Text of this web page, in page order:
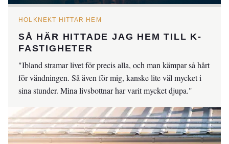
HOLKNEKT HITTAR HEM
SÅ HÄR HITTADE JAG HEM TILL K-
FASTIGHETER
"Ibland stramar livet för precis alla, och man kämpar så hårt
för vändningen. Så även för mig, kanske lite väl mycket i
sina stunder. Mina livsbottnar har varit mycket djupa."